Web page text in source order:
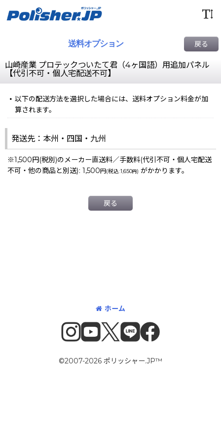
送料オプション 戻る
山崎産業 プロテックついたて君（4ヶ国語）用追加パネル
【代引不可・個人宅配送不可】
以下の配送方法を選択した場合には、送料オプション料金が加
算されます。
発送先：本州・四国・九州
※1,500円(税別)のメーカー直送料／手数料(代引不可・個人宅配送
不可・他の商品と別送): 1,500円(税込:1,650円) がかかります。
戻る
ホーム
©2007-2026 ポリッシャー.JP™